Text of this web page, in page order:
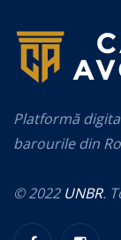
Platformă
barourile din
© 2022 UNBR.